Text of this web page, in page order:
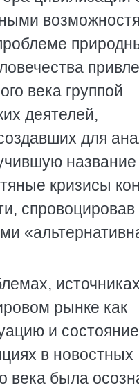
века группой
деятелей,
для
название
кризисы
спровоцировав
рынке как
и состояние
в новостных
века была